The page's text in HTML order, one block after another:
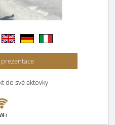
do své aktovky